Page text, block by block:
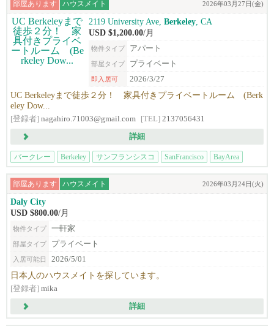
部屋あります ハウスメイト 2026年03月27日(金)
2119 University Ave, Berkeley , CA
USD $1,200.00/月
物件タイプ アパート
部屋タイプ プライベート
即入居可 2026/3/27
UC Berkeleyまで徒歩２分！ 家具付きプライベートルーム (Berk
eley Dow...
[登録者] nagahiro.71003@gmail.com [TEL] 2137056431
詳細
バークレー Berkeley サンフランシスコ SanFrancisco BayArea
部屋あります ハウスメイト 2026年03月24日(火)
Daly City
USD $800.00/月
物件タイプ 一軒家
部屋タイプ プライベート
入居可能日 2026/5/01
日本人のハウスメイトを探しています。
[登録者] mika
詳細